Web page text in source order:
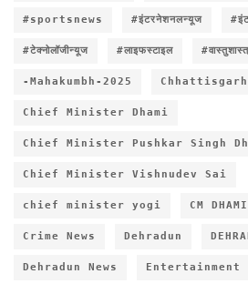
#sportsnews #इंटरनेशनलन्यूज
#टेक्नोलॉजीन्यूज #लाइफस्टाइल
-Mahakumbh-2025 Chhattisgarh
Chief Minister Dhami
Chief Minister Pushkar Singh
Chief Minister Vishnudev Sai
chief minister yogi CM DHAMI
Crime News Dehradun
Dehradun News Entertainment